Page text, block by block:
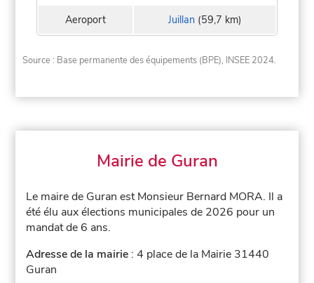
Aeroport Juillan(59,7 km)
Source : Base permanente des équipements (BPE), INSEE 2024.
Mairie de Guran
Le maire de Guran est Monsieur Bernard MORA. Il a
été élu aux élections municipales de 2026 pour un
mandat de 6 ans.
Adresse de la mairie : 4 place de la Mairie 31440
Guran